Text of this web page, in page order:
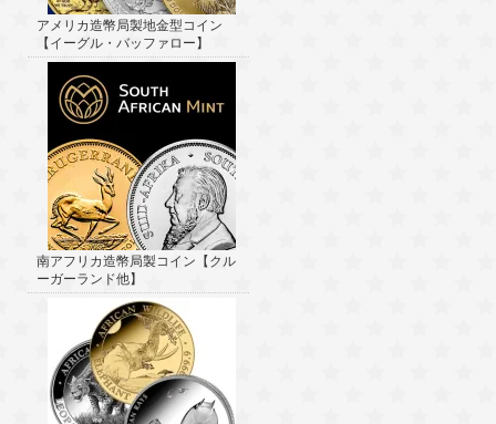
アメリカ造幣局製地金型コイン
【イーグル・バッファロー】
南アフリカ造幣局製コイン【クル
ーガーランド他】